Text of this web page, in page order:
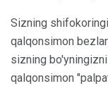
Sizning
qalqonsimon bezlar
sizning
qalqonsimon